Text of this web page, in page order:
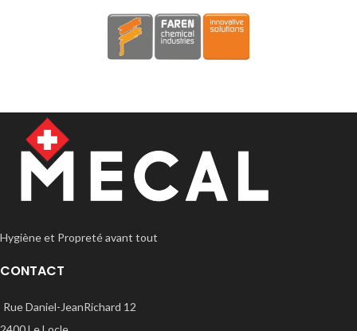
Hygiène et Propreté avant tout
CONTACT
Rue Daniel-JeanRichard 12